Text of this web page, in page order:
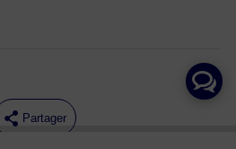
Partager